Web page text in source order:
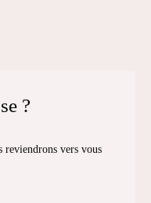
?
vers vous